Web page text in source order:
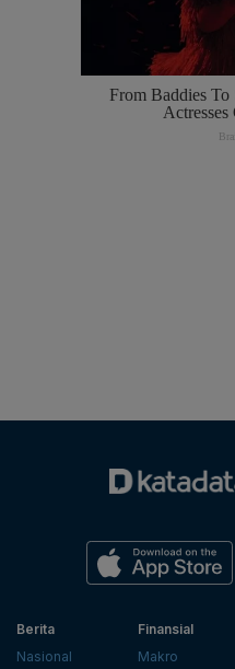
Berita
Nasional
Finansial
Makro